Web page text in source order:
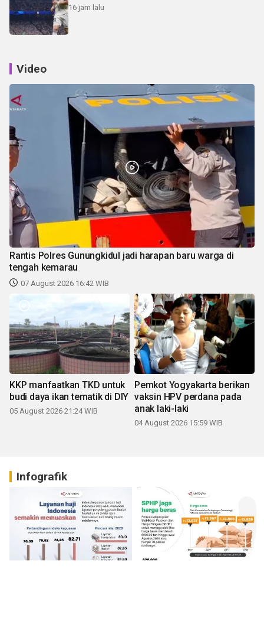
16 jam lalu
Video
Rantis Polres Gunungkidul jadi harapan baru warga di
tengah kemarau
07 August 2026 16:42 WIB
KKP manfaatkan TKD untuk
budi daya ikan tematik di DIY
05 August 2026 21:24 WIB
Pemkot Yogyakarta berikan
vaksin HPV perdana pada
anak laki-laki
04 August 2026 15:59 WIB
Infografik